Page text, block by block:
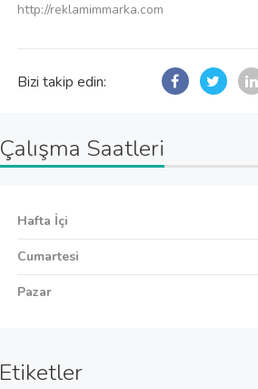
http://reklamimmarka.com
Bizi takip edin:
Çalışma Saatleri
Hafta İçi
Cumartesi
Pazar
Etiketler